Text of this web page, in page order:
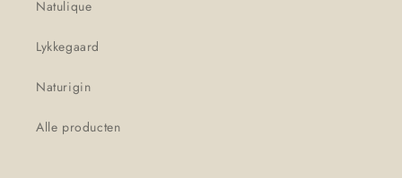
Natulique
Lykkegaard
Naturigin
Alle producten